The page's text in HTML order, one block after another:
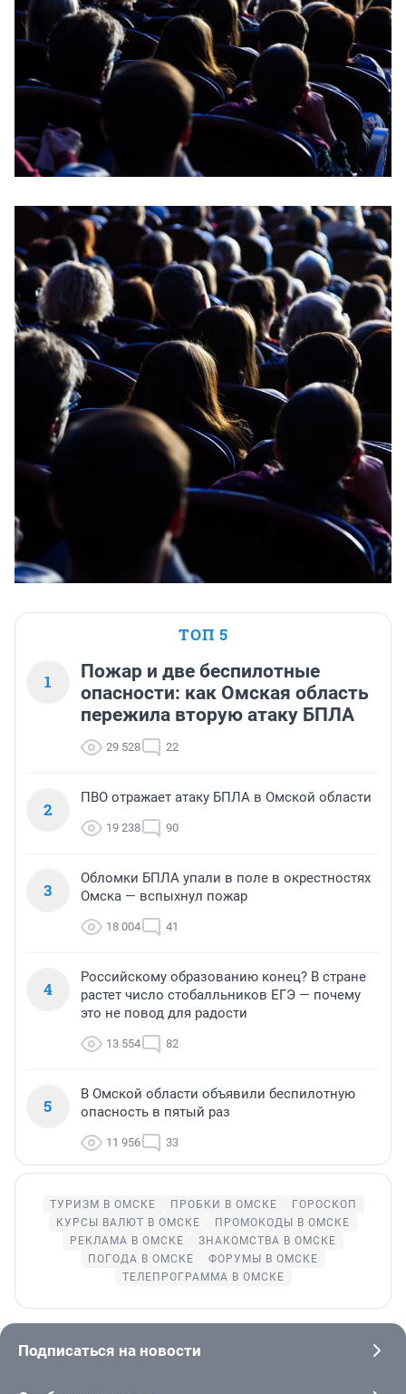
ТОП 5
1
Пожар и две беспилотные
опасности: как Омская область
пережила вторую атаку БПЛА
29 528 22
2
ПВО отражает атаку БПЛА в Омской области
19 238 90
3
Обломки БПЛА упали в поле в окрестностях
Омска — вспыхнул пожар
18 004 41
4
Российскому образованию конец? В стране
растет число стобалльников ЕГЭ — почему
это не повод для радости
13 554 82
5
В Омской области объявили беспилотную
опасность в пятый раз
11 956 33
ТУРИЗМ В ОМСКЕ ПРОБКИ В ОМСКЕ
ГОРОСКОП
КУРСЫ ВАЛЮТ В ОМСКЕ
ПРОМОКОДЫ В ОМСКЕ
РЕКЛАМА В ОМСКЕ
ЗНАКОМСТВА В ОМСКЕ
ПОГОДА В ОМСКЕ
ФОРУМЫ В ОМСКЕ
ТЕЛЕПРОГРАММА В ОМСКЕ
Подписаться на новости